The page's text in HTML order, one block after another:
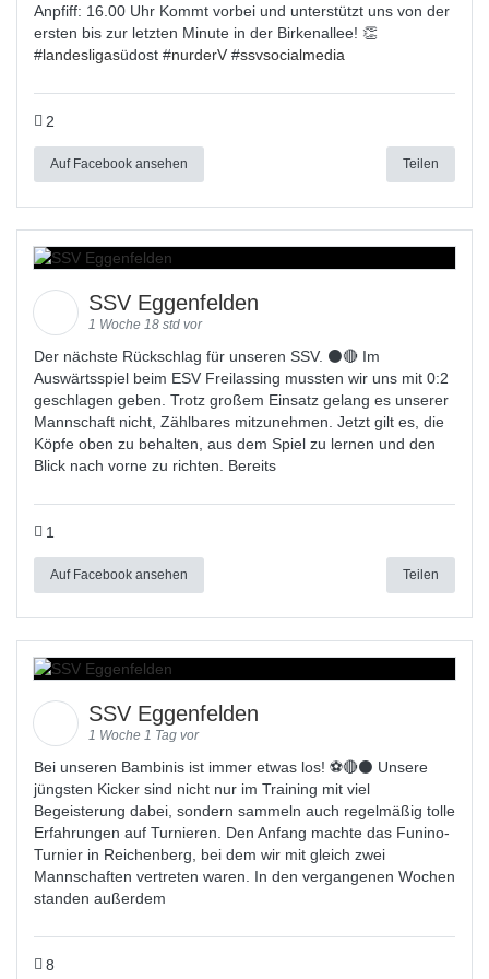
Anpfiff: 16.00 Uhr Kommt vorbei und unterstützt uns von der
ersten bis zur letzten Minute in der Birkenallee! 👏
#landesligasüdost #nurderV #ssvsocialmedia
2
Auf Facebook ansehen Teilen
SSV Eggenfelden
1 Woche 18 std vor
Der nächste Rückschlag für unseren SSV. ⚫🔴 Im
Auswärtsspiel beim ESV Freilassing mussten wir uns mit 0:2
geschlagen geben. Trotz großem Einsatz gelang es unserer
Mannschaft nicht, Zählbares mitzunehmen. Jetzt gilt es, die
Köpfe oben zu behalten, aus dem Spiel zu lernen und den
Blick nach vorne zu richten. Bereits
1
Auf Facebook ansehen Teilen
SSV Eggenfelden
1 Woche 1 Tag vor
Bei unseren Bambinis ist immer etwas los! ⚽️🔴⚫ Unsere
jüngsten Kicker sind nicht nur im Training mit viel
Begeisterung dabei, sondern sammeln auch regelmäßig tolle
Erfahrungen auf Turnieren. Den Anfang machte das Funino-
Turnier in Reichenberg, bei dem wir mit gleich zwei
Mannschaften vertreten waren. In den vergangenen Wochen
standen außerdem
8